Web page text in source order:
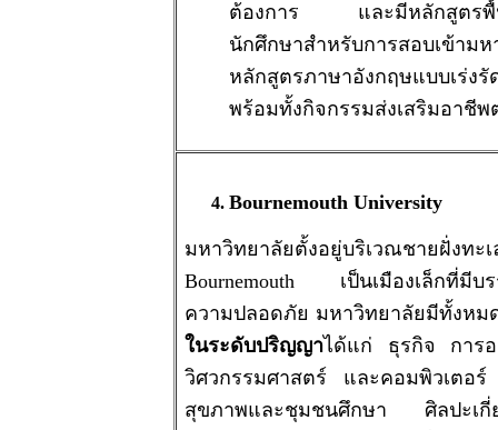
ต้องการ และมีหลักสูตรพื้น
นักศึกษาสำหรับการสอบเข้
หลักสูตรภาษาอังกฤษแบบเร่
พร้อมทั้งกิจกรรมส่งเสริมอาชีพ
Bournemouth University
มหาวิทยาลัยตั้งอยู่บริเวณชายฝั่ง
Bournemouth เป็นเมืองเล็กที่มีบ
ความปลอดภัย มหาวิทยาลัยมีทั้งหม
ในระดับปริญญาได้แก่ ธุรกิจ การ
วิศวกรรมศาสตร์ และคอมพิวเตอ
สุขภาพและชุมชนศึกษา ศิลปะเกี่ย